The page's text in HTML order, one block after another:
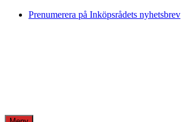
Skip
Prenumerera på Inköpsrådets nyhetsbrev